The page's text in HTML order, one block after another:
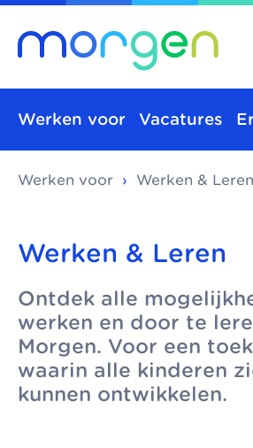
Morgen is de
toonaangevende
kinderopvang-
organisaties in Den
Haag, Rijswijk en
Delft. We werken
visie
Morgen bestaat uit
kinderopvangmerken
en kindcentra, die
samen alle vormen
van kinderopvang
aanbieden.
Werken voor Vacatures
Werken voor › Werken & Leren
Werken & Leren
Ontdek alle
werken en door te
Morgen. Voor een
waarin alle kinderen
kunnen ontwikkelen.